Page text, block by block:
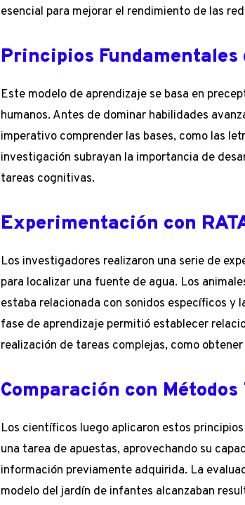
esencial para mejorar el rendimiento de las
Principios Fundamentales
Este modelo de aprendizaje se basa en
humanos. Antes de dominar habilidades
imperativo comprender las bases, como las
investigación subrayan la importancia de
tareas cognitivas.
Experimentación con
Los investigadores realizaron una serie de
para localizar una fuente de agua. Los
estaba relacionada con sonidos específicos y
fase de aprendizaje permitió establecer
realización de tareas complejas, como obtener
Comparación con
Los científicos luego aplicaron estos
una tarea de apuestas, aprovechando su
información previamente adquirida. La
modelo del jardín de infantes alcanzaban